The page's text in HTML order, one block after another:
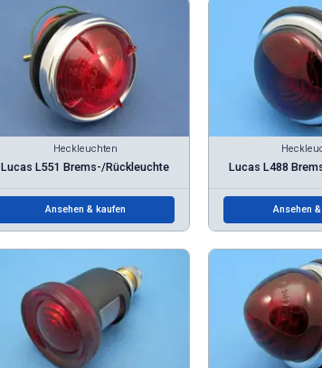
Heckleuchten
Lucas L551 Brems-/Rückleuchte
Ansehen & kaufen
Lucas L488
Ansehen